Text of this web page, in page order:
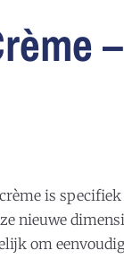
is
nieuwe
om